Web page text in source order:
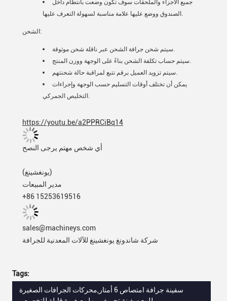
جميع الأجزاء والملحقات سوف تكون وضعت بانتظام داخل
الصندوق ووضع عليها علامة مناسبة لسهولة التعرف عليها.
الشحن:
سيتم شحن جرافة الشحن عبر ناقلة شحن موثوقة.
سيتم حساب تكلفة الشحن بناءً على الوجهة ووزن المنتج.
سيتم تزويد العميل برقم تتبع لمراقبة حالة شحنتهم.
يمكن أن تختلف أوقات التسليم حسب الوجهة وإجراءات
التخليص الجمركي.
https://youtu.be/a2PPRCiBq14
أي شخص مهتم يرجى النصح
(يونغشينغ)
مدير المبيعات
+86 15253619516
sales@machineys.com
شركة شاندونغ يونغشينغ للآلات المعدنية للجرافة
Tags:
سفينة جرافة امتصاص 6 أمتار,محركات الجرافات الصغيرة